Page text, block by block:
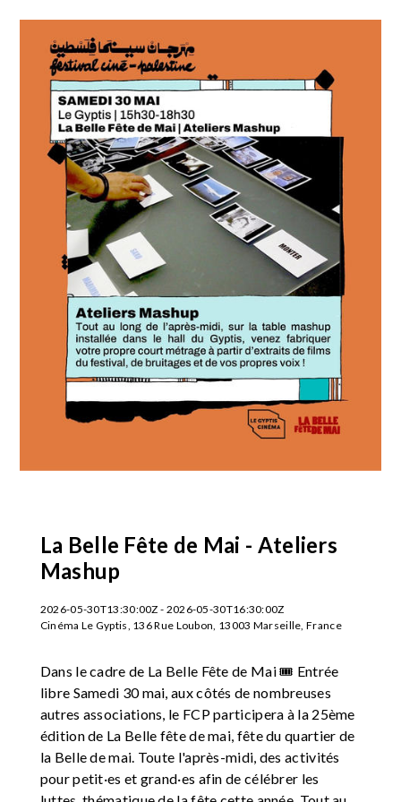
La Belle Fête de Mai - Ateliers
Mashup
2026-05-30T13:30:00Z - 2026-05-30T16:30:00Z
Cinéma Le Gyptis, 136 Rue Loubon, 13003 Marseille, France
Dans le cadre de La Belle Fête de Mai 🎟️ Entrée
libre Samedi 30 mai, aux côtés de nombreuses
autres associations, le FCP participera à la 25ème
édition de La Belle fête de mai, fête du quartier de
la Belle de mai. Toute l'après-midi, des activités
pour petit·es et grand·es afin de célébrer les